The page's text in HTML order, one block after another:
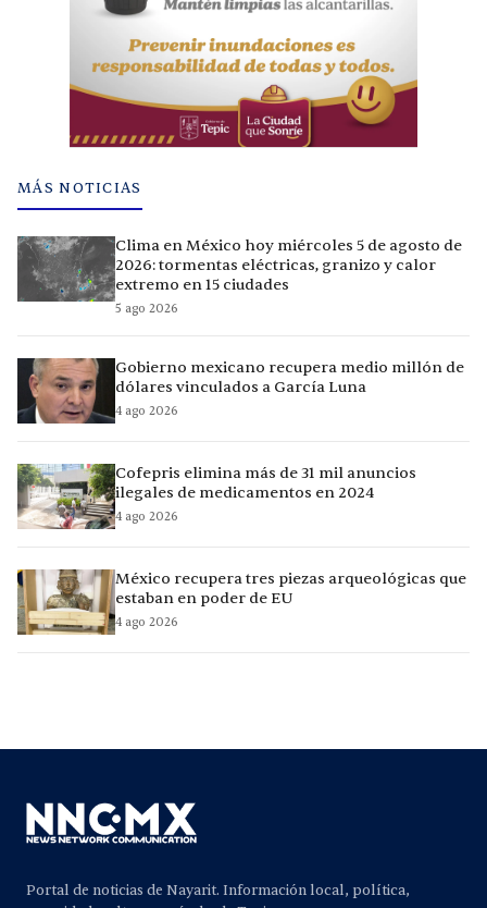
MÁS NOTICIAS
Clima en México hoy miércoles 5 de agosto de
2026: tormentas eléctricas, granizo y calor
extremo en 15 ciudades
5 ago 2026
Gobierno mexicano recupera medio millón de
dólares vinculados a García Luna
4 ago 2026
Cofepris elimina más de 31 mil anuncios
ilegales de medicamentos en 2024
4 ago 2026
México recupera tres piezas arqueológicas que
estaban en poder de EU
4 ago 2026
Portal de noticias de Nayarit. Información local, política,